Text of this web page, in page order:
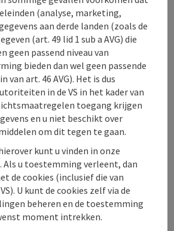
(analyse, marketing,
aan derde landen (zoals de
(art. 49 lid 1 sub a AVG) die
geen passend niveau van
bieden dan wel geen passende
van art. 46 AVG). Het is dus
in de VS in het kader van
toegang krijgen
en u niet beschikt over
om dit tegen te gaan.
kunt u vinden in onze
Als u toestemming verleent, dan
de cookies (inclusief die van
U kunt de cookies zelf via de
beheren en de toestemming
moment intrekken.